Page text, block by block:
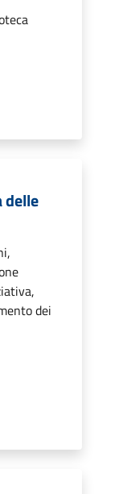
delle
dei